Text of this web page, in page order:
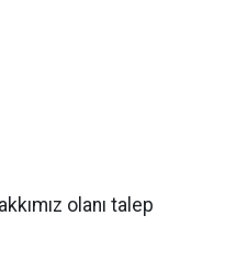
olanı talep